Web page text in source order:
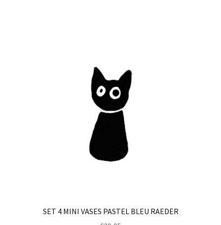
SET 4 MINI VASES PASTEL BLEU RAEDER